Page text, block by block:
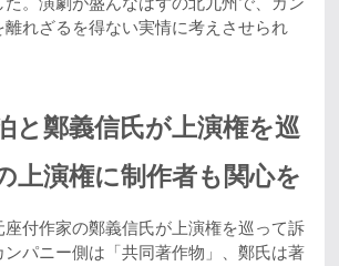
れざるを得ない実情に考えさせられ
と鄭義信氏が上演権を巡
上演権に制作者も関心を
座付作家の鄭義信氏が上演権を巡って訴
パニー側は「共同著作物」、鄭氏は著